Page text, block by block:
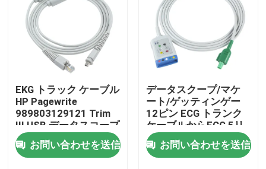
私達について
工場旅行
私達に連絡しなさい
ニュース
EKG トラック ケーブル
HP Pagewrite
989803129121 Trim
III USB データスコープ
ECG ケーブル
お問い合わせを送信
データスクープ/マケ
ート/ゲッティンゲー
12ピン ECG トランク
ケーブルからECG 5リ
ードケーブル IEC AHA
シングルピン ECGリー
ドワイヤー
お問い合わせを送信